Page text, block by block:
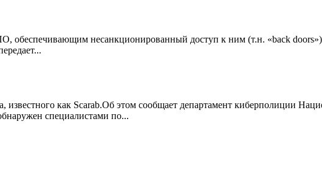
обеспечивающим несанкционированный доступ к ним (т.н. «back
известного как Scarab.Об этом сообщает департамент киберполиции
специалистами по...